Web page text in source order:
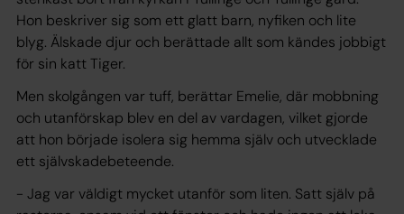
Hon beskriver sig som ett glatt barn, nyfiken och lite
blyg. Älskade djur och berättade allt som kändes jobbigt
för sin katt Tiger.
Men skolgången var tuff, berättar Emelie, där mobbning
och utanförskap blev en del av vardagen, vilket gjorde
att hon började isolera sig hemma själv och utvecklade
ett självskadebeteende.
- Jag var väldigt mycket utanför som liten. Satt själv på